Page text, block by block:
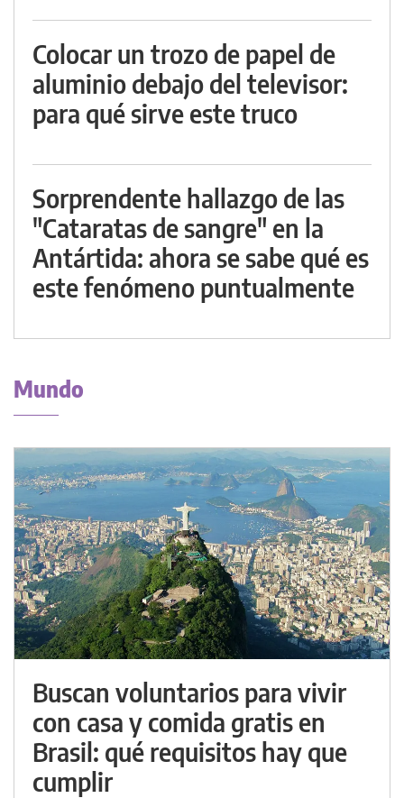
Colocar un trozo de papel de
aluminio debajo del televisor:
para qué sirve este truco
Sorprendente hallazgo de las
"Cataratas de sangre" en la
Antártida: ahora se sabe qué es
este fenómeno puntualmente
Mundo
Buscan voluntarios para vivir
con casa y comida gratis en
Brasil: qué requisitos hay que
cumplir